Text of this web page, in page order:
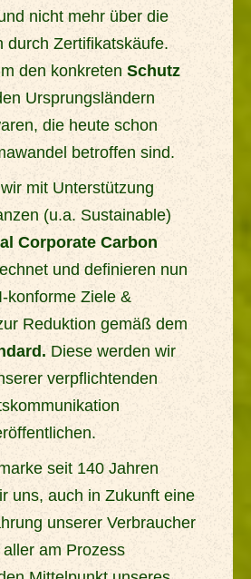
nicht mehr über die
durch Zertifikatskäufe.
den konkreten Schutz
Ursprungsländern
die heute schon
betroffen sind.
mit Unterstützung
(u.a. Sustainable)
Corporate Carbon
und definieren nun
konforme Ziele &
Reduktion gemäß dem
Diese werden wir
verpflichtenden
seit 140 Jahren
uns, auch in Zukunft eine
unserer Verbraucher
am Prozess